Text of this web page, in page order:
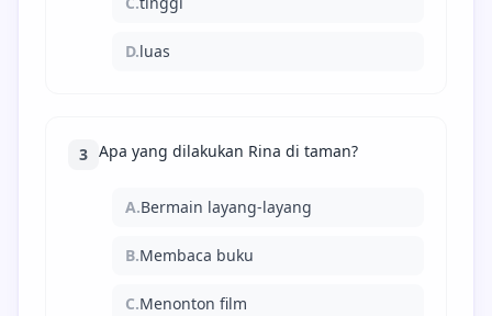
D.luas
3 Apa yang dilakukan Rina di taman?
A.Bermain layang-layang
B.Membaca buku
C.Menonton film